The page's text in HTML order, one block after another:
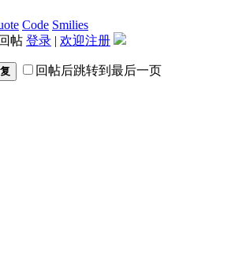
Code Smilies
帖 登录 | 欢迎注册
回帖后跳转到最后一页